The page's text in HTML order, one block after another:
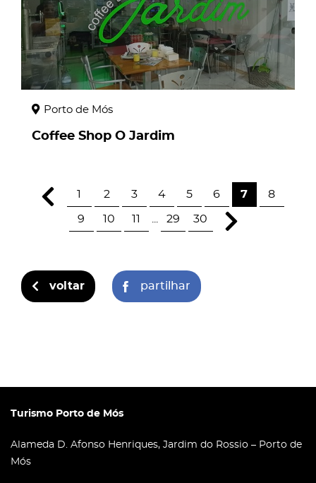
Porto de Mós
Coffee Shop O Jardim
1 2 3 4 5 6 7 8
9 10 11 29 30
voltar partilhar
Turismo Porto de Mós
Alameda D. Afonso Henriques, Jardim do Rossio – Porto de
Mós